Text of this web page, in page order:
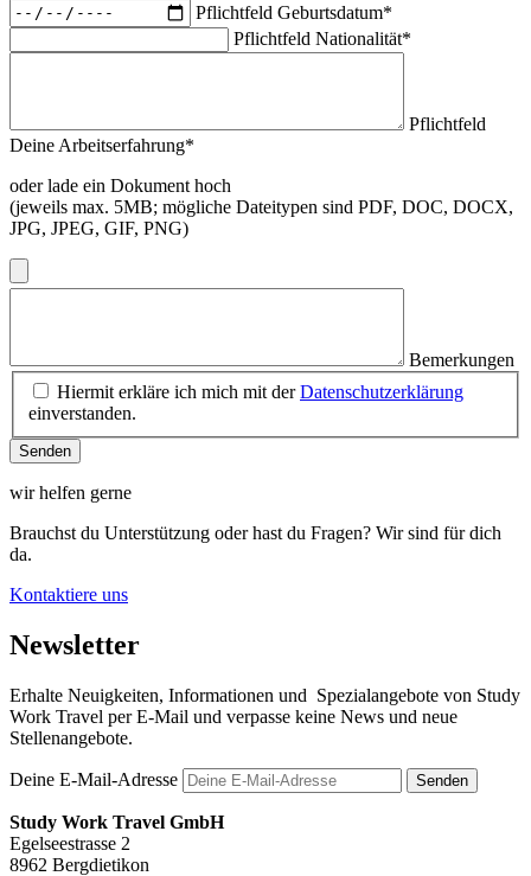
Pflichtfeld Geburtsdatum*
Pflichtfeld Nationalität*
Pflichtfeld
Deine Arbeitserfahrung*
oder lade ein Dokument hoch
(jeweils max. 5MB; mögliche Dateitypen sind PDF, DOC, DOCX,
JPG, JPEG, GIF, PNG)
Bemerkungen
Hiermit erkläre ich mich mit derDatenschutzerklärung
einverstanden.
Senden
wir helfen gerne
Brauchst du Unterstützung oder hast du Fragen? Wir sind für dich
da.
Kontaktiere uns
Newsletter
Erhalte Neuigkeiten, Informationen und Spezialangebote von Study
Work Travel per E-Mail und verpasse keine News und neue
Stellenangebote.
Deine E-Mail-Adresse Senden
Study Work Travel GmbH
Egelseestrasse 2
8962 Bergdietikon